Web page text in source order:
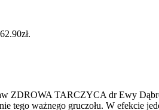
ZDROWA TARCZYCA dr Ewy
tego ważnego gruczołu. W efekcie